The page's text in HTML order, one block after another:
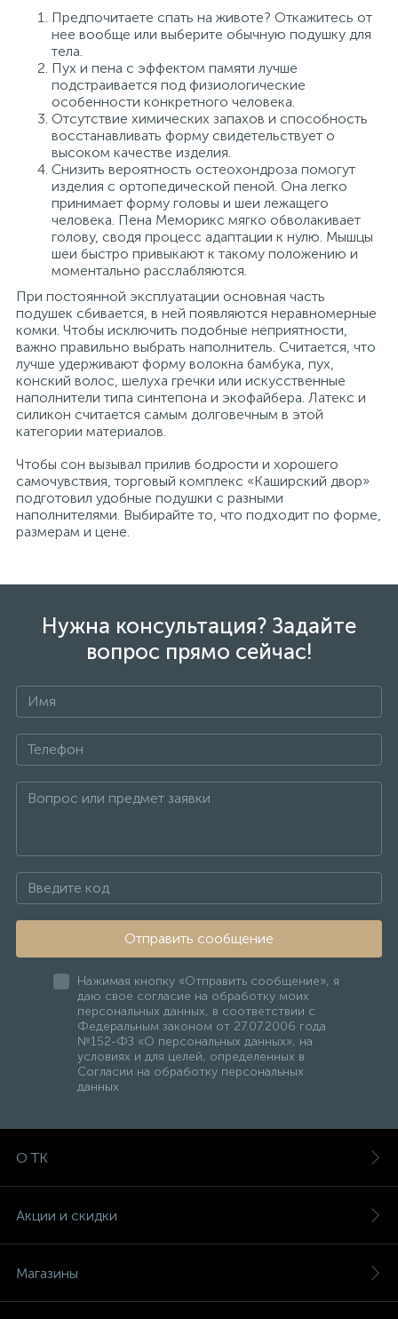
Предпочитаете спать на животе? Откажитесь от
нее вообще или выберите обычную подушку для
тела.
Пух и пена с эффектом памяти лучше
подстраивается под физиологические
особенности конкретного человека.
Отсутствие химических запахов и способность
восстанавливать форму свидетельствует о
высоком качестве изделия.
Снизить вероятность остеохондроза помогут
изделия с ортопедической пеной. Она легко
принимает форму головы и шеи лежащего
человека. Пена Меморикс мягко обволакивает
голову, сводя процесс адаптации к нулю. Мышцы
шеи быстро привыкают к такому положению и
моментально расслабляются.
При постоянной эксплуатации основная часть
подушек сбивается, в ней появляются неравномерные
комки. Чтобы исключить подобные неприятности,
важно правильно выбрать наполнитель. Считается, что
лучше удерживают форму волокна бамбука, пух,
конский волос, шелуха гречки или искусственные
наполнители типа синтепона и экофайбера. Латекс и
силикон считается самым долговечным в этой
категории материалов.
Чтобы сон вызывал прилив бодрости и хорошего
самочувствия, торговый комплекс «Каширский двор»
подготовил удобные подушки с разными
наполнителями. Выбирайте то, что подходит по форме,
размерам и цене.
Нужна консультация? Задайте
вопрос прямо сейчас!
Отправить сообщение
Нажимая кнопку «Отправить сообщение», я
даю свое согласие на обработку моих
персональных данных, в соответствии с
Федеральным законом от 27.07.2006 года
№152-ФЗ «О персональных данных», на
условиях и для целей, определенных в
Согласии на обработку персональных
данных
О ТК
Акции и скидки
Магазины